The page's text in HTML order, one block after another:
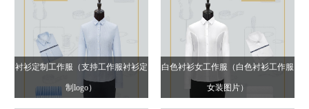
衬衫定制工作服（支持工作服衬衫定
制logo）
白色衬衫女工作服（白色衬衫工作服
女装图片）